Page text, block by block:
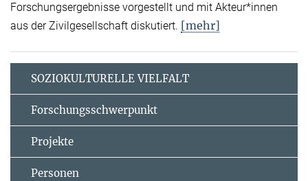
Forschungsergebnisse vorgestellt und mit Akteur*innen
aus der Zivilgesellschaft diskutiert. [mehr]
SOZIOKULTURELLE VIELFALT
Forschungsschwerpunkt
Projekte
Personen